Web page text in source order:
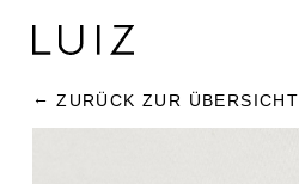
ZURÜCK ZUR ÜBERSICHT